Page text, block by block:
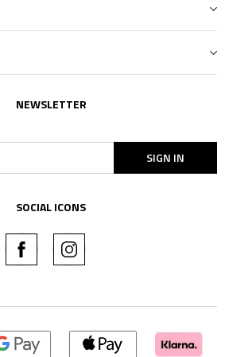
NEWSLETTER
SIGN IN
SOCIAL ICONS